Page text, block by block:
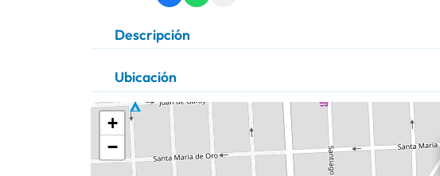
Descripción
Ubicación
+
−